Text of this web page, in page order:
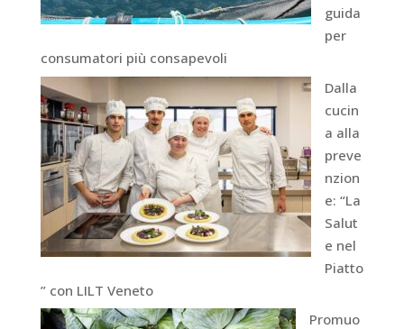
guida
per
consumatori più consapevoli
Dalla
cucin
a alla
preve
nzion
e: “La
Salut
e nel
Piatto
” con LILT Veneto
Promuo